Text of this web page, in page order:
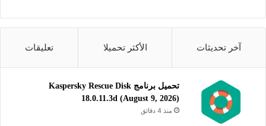
تحميل
يساعدك برنامج هوم بلان برو على رسم تخطيطات المنزل الخاص
بك أو المنشآت المعمارية الأخرى بطريقة احترافية وبجودة عالية
الدقة: ثنائية أو ثلاثية الأبعاد.
آخر تحديثات الأكثر تحميلا تعليقات
تحميل برنامج Kaspersky Rescue Disk
18.0.11.3d (August 9, 2026)
منذ 4 دقائق